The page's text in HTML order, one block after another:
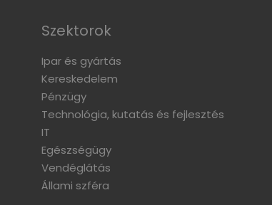
Szektorok
Ipar és gyártás
Kereskedelem
Pénzügy
Technológia, kutatás és fejlesztés
IT
Egészségügy
Vendéglátás
Állami szféra